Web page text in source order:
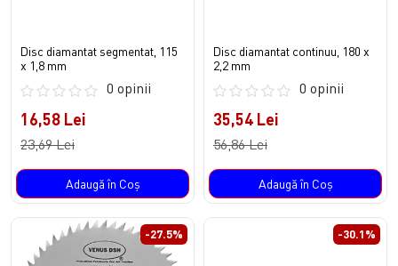
Disc diamantat segmentat, 115
x 1,8 mm
0 opinii
16,58 Lei
23,69 Lei
Adaugă în Coş
Disc diamantat continuu, 180 x
2,2 mm
0 opinii
35,54 Lei
56,86 Lei
Adaugă în Coş
-27.5% -30.1%